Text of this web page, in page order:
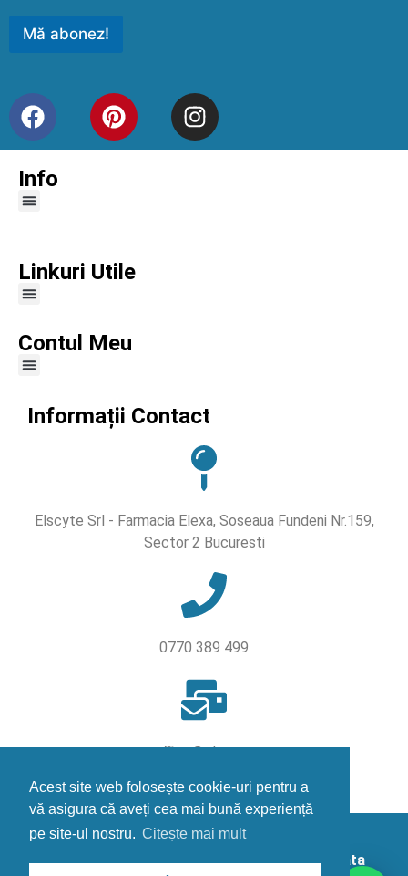
Mă abonez!
Info
Linkuri Utile
Contul Meu
Informații Contact
Elscyte Srl - Farmacia Elexa, Soseaua Fundeni Nr.159,
Sector 2 Bucuresti
0770 389 499
office@elexa.ro
Farmacia Elexa © 2024 – Site actualizat la data
Acest site web folosește cookie-uri pentru a
vă asigura că aveți cea mai bună experiență
pe site-ul nostru. Citește mai mult